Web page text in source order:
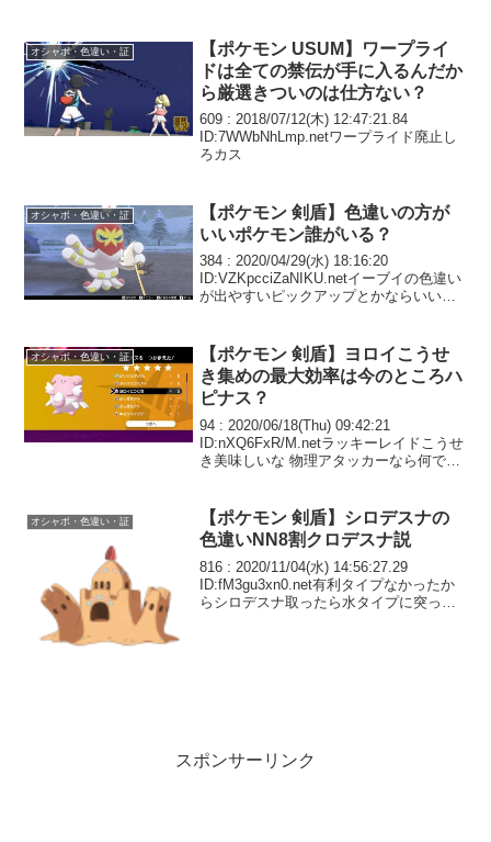
の？
オシャボ・色違い・証
【ポケモン USUM】ワープライ
ドは全ての禁伝が手に入るんだか
ら厳選きついのは仕方ない？
609 : 2018/07/12(木) 12:47:21.84
ID:7WWbNhLmp.netワープライド廃止し
ろカス
オシャボ・色違い・証
【ポケモン 剣盾】色違いの方が
いいポケモン誰がいる？
384 : 2020/04/29(水) 18:16:20
ID:VZKpcciZaNIKU.netイーブイの色違い
が出やすいピックアップとかならいいん
オシャボ・色違い・証
【ポケモン 剣盾】ヨロイこうせ
き集めの最大効率は今のところハ
ピナス？
94 : 2020/06/18(Thu) 09:42:21
ID:nXQ6FxR/M.netラッキーレイドこうせ
き美味しいな 物理アタッカーなら何でも
オシャボ・色違い・証
【ポケモン 剣盾】シロデスナの
色違いNN8割クロデスナ説
816 : 2020/11/04(水) 14:56:27.29
ID:fM3gu3xn0.net有利タイプなかったか
らシロデスナ取ったら水タイプに突っ込
スポンサーリンク